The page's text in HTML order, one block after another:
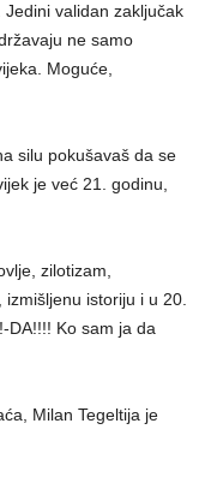
validan zaključak
ne samo
Moguće,
silu pokušavaš da se
je već 21. godinu,
zilotizam,
istoriju i u 20.
DA!!!! Ko sam ja da
Milan Tegeltija je